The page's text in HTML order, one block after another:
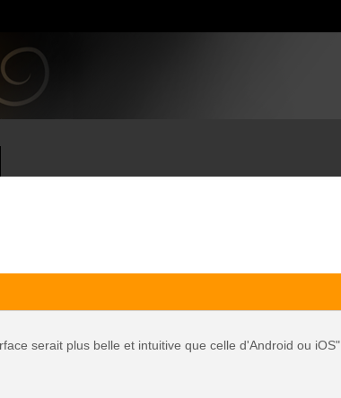
serait plus belle et intuitive que celle d'Android ou iOS"